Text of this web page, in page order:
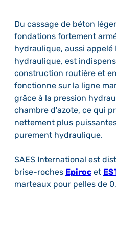
Du cassage de béton
fondations fortement
hydraulique, aussi appelé
hydraulique, est
construction routière et
fonctionne sur la ligne
grâce à la pression
chambre d'azote, ce qui
nettement plus
purement hydraulique.
SAES International est
brise-roches Epiroc et
marteaux pour pelles de